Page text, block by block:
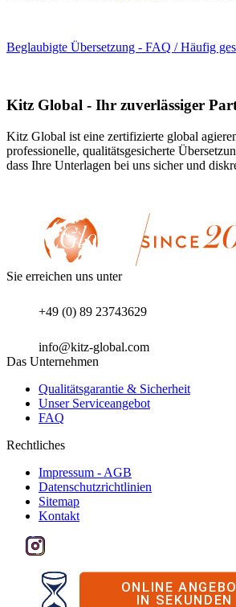
Beglaubigte Übersetzung - FAQ / Häufig
Kitz Global - Ihr zuverlässiger
Kitz Global ist eine zertifizierte global
professionelle, qualitätsgesicherte
dass Ihre Unterlagen bei uns sicher und
Sie erreichen uns unter
+49 (0) 89 23743629
info@kitz-global.com
Das Unternehmen
Qualitätsgarantie & Sicherheit
Unser Serviceangebot
FAQ
Rechtliches
Impressum - AGB
Datenschutzrichtlinien
Sitemap
Kontakt